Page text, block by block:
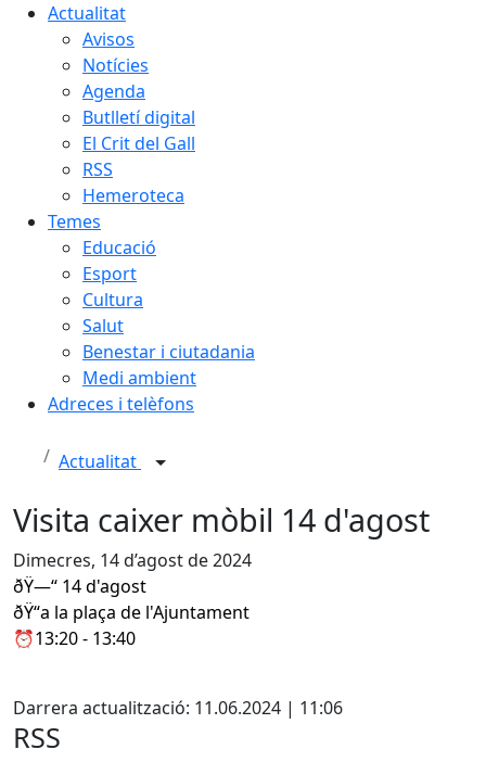
Actualitat
Avisos
Notícies
Agenda
Butlletí digital
El Crit del Gall
RSS
Hemeroteca
Temes
Educació
Esport
Cultura
Salut
Benestar i ciutadania
Medi ambient
Adreces i telèfons
Actualitat
Visita caixer mòbil 14 d'agost
Dimecres, 14 d’agost de 2024
ðŸ—“ 14 d'agost
ðŸ“a la plaça de l'Ajuntament
⏰13:20 - 13:40
Darrera actualització: 11.06.2024 | 11:06
RSS